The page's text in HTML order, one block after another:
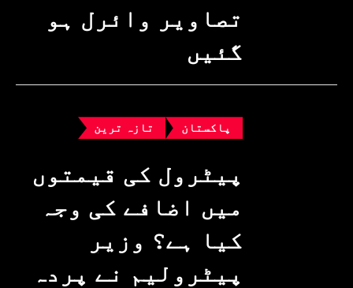
تصاویر وائرل ہو
گئیں
پاکستان تازہ ترین
پیٹرول کی قیمتوں
میں اضافے کی وجہ
کیا ہے؟ وزیرِ
پیٹرولیم نے پردہ